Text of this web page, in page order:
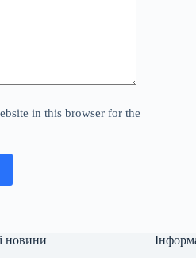
in this browser for the
новини